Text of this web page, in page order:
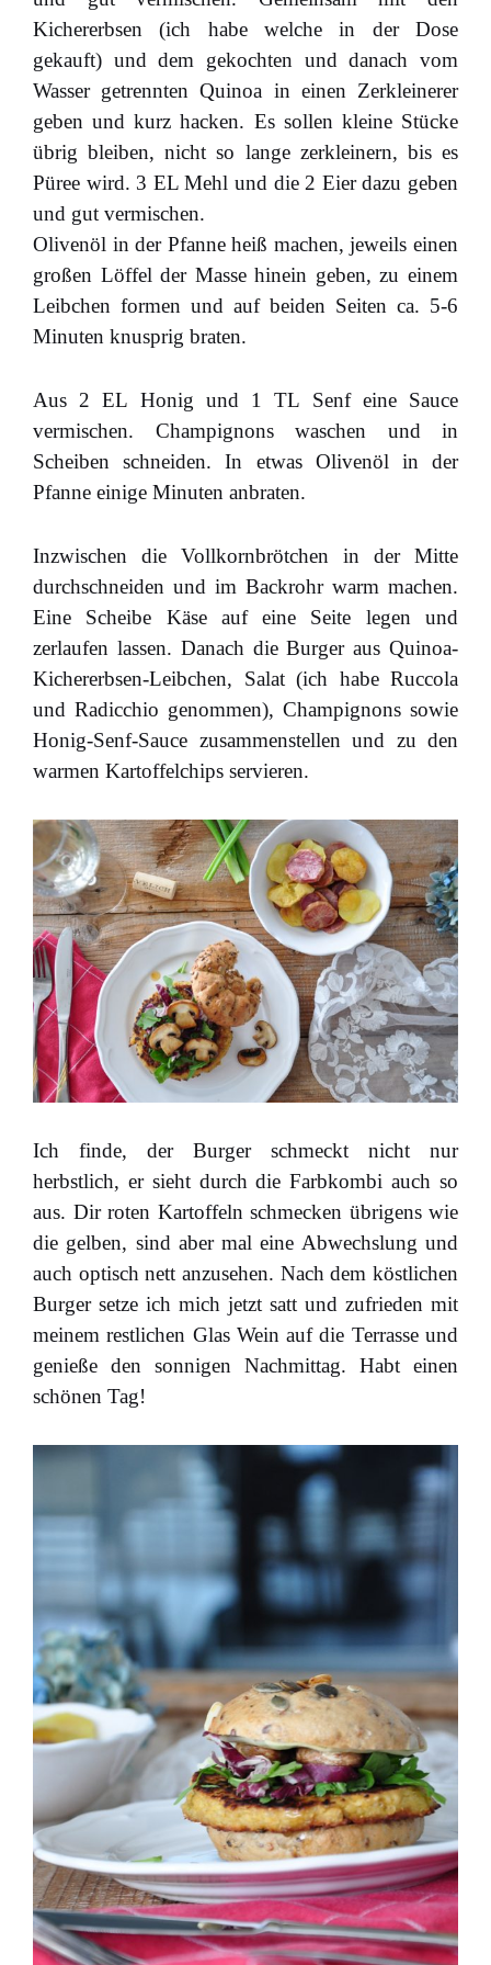
Kichererbsen (ich habe welche in der Dose
gekauft) und dem gekochten und danach vom
Wasser getrennten Quinoa in einen Zerkleinerer
geben und kurz hacken. Es sollen kleine Stücke
übrig bleiben, nicht so lange zerkleinern, bis es
Püree wird. 3 EL Mehl und die 2 Eier dazu geben
und gut vermischen.
Olivenöl in der Pfanne heiß machen, jeweils einen
großen Löffel der Masse hinein geben, zu einem
Leibchen formen und auf beiden Seiten ca. 5-6
Minuten knusprig braten.
Aus 2 EL Honig und 1 TL Senf eine Sauce
vermischen. Champignons waschen und in
Scheiben schneiden. In etwas Olivenöl in der
Pfanne einige Minuten anbraten.
Inzwischen die Vollkornbrötchen in der Mitte
durchschneiden und im Backrohr warm machen.
Eine Scheibe Käse auf eine Seite legen und
zerlaufen lassen. Danach die Burger aus Quinoa-
Kichererbsen-Leibchen, Salat (ich habe Ruccola
und Radicchio genommen), Champignons sowie
Honig-Senf-Sauce zusammenstellen und zu den
warmen Kartoffelchips servieren.
Ich finde, der Burger schmeckt nicht nur
herbstlich, er sieht durch die Farbkombi auch so
aus. Dir roten Kartoffeln schmecken übrigens wie
die gelben, sind aber mal eine Abwechslung und
auch optisch nett anzusehen. Nach dem köstlichen
Burger setze ich mich jetzt satt und zufrieden mit
meinem restlichen Glas Wein auf die Terrasse und
genieße den sonnigen Nachmittag. Habt einen
schönen Tag!